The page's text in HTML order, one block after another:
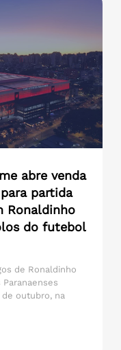
abre venda
partida
Ronaldinho
do futebol
de Ronaldinho
outubro, na